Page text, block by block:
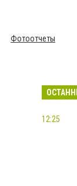
Фотоотчеты
12:25